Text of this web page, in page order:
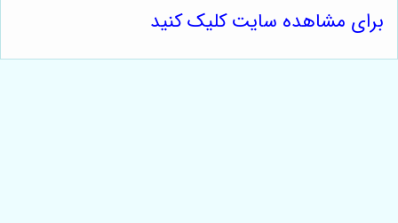
برای مشاهده سایت کلیک کنید